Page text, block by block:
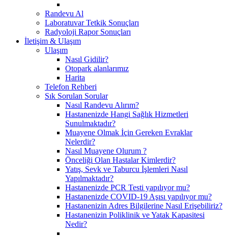
Randevu Al
Laboratuvar Tetkik Sonuçları
Radyoloji Rapor Sonuçları
İletişim & Ulaşım
Ulaşım
Nasıl Gidilir?
Otopark alanlarımız
Harita
Telefon Rehberi
Sık Sorulan Sorular
Nasıl Randevu Alırım?
Hastanenizde Hangi Sağlık Hizmetleri
Sunulmaktadır?
Muayene Olmak İçin Gereken Evraklar
Nelerdir?
Nasıl Muayene Olurum ?
Önceliği Olan Hastalar Kimlerdir?
Yatış, Sevk ve Taburcu İşlemleri Nasıl
Yapılmaktadır?
Hastanenizde PCR Testi yapılıyor mu?
Hastanenizde COVID-19 Aşısı yapılıyor mu?
Hastanenizin Adres Bilgilerine Nasıl Erişebiliriz?
Hastanenizin Poliklinik ve Yatak Kapasitesi
Nedir?